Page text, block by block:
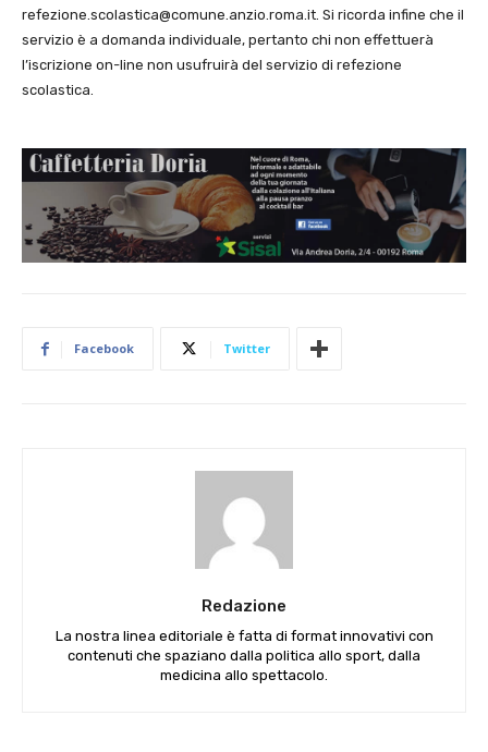
refezione.scolastica@comune.anzio.roma.it. Si ricorda infine che il
servizio è a domanda individuale, pertanto chi non effettuerà
l’iscrizione on-line non usufruirà del servizio di refezione
scolastica.
Facebook Twitter
Redazione
La nostra linea editoriale è fatta di format innovativi con
contenuti che spaziano dalla politica allo sport, dalla
medicina allo spettacolo.